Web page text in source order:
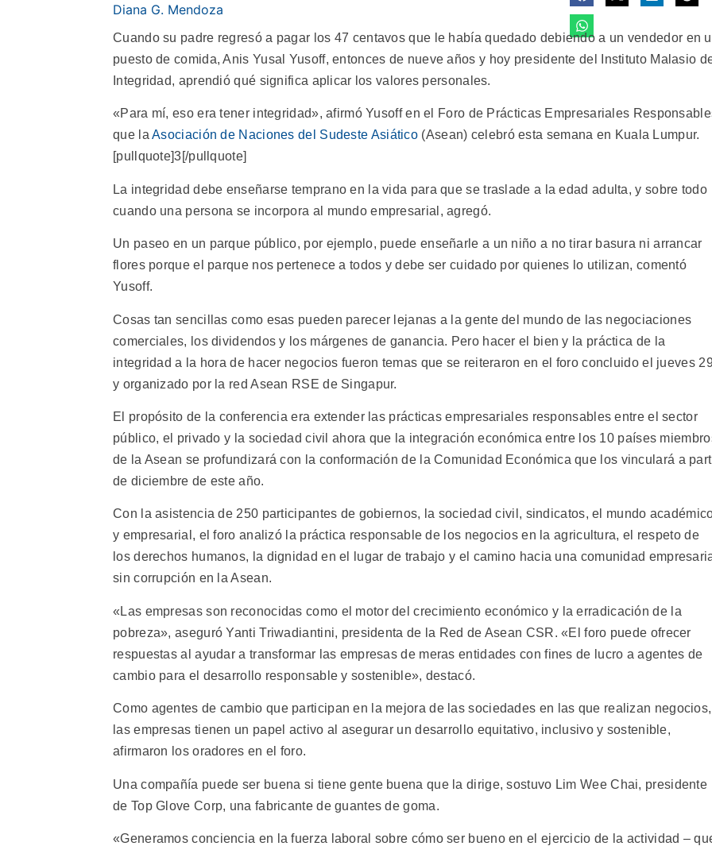
Diana G. Mendoza
Cuando su padre regresó a pagar los 47 centavos que le había quedado debiendo a un vendedor en
puesto de comida, Anis Yusal Yusoff, entonces de nueve años y hoy presidente del Instituto Malasio
Integridad, aprendió qué significa aplicar los valores personales.
«Para mí, eso era tener integridad», afirmó Yusoff en el Foro de Prácticas Empresariales
que laAsociación de Naciones del Sudeste Asiático (Asean) celebró esta semana en Kuala Lumpur.
[pullquote]3[/pullquote]
La integridad debe enseñarse temprano en la vida para que se traslade a la edad adulta, y sobre todo
cuando una persona se incorpora al mundo empresarial, agregó.
Un paseo en un parque público, por ejemplo, puede enseñarle a un niño a no tirar basura ni arrancar
flores porque el parque nos pertenece a todos y debe ser cuidado por quienes lo utilizan, comentó
Yusoff.
Cosas tan sencillas como esas pueden parecer lejanas a la gente del mundo de las negociaciones
comerciales, los dividendos y los márgenes de ganancia. Pero hacer el bien y la práctica de la
integridad a la hora de hacer negocios fueron temas que se reiteraron en el foro concluido el jueves
y organizado por la red Asean RSE de Singapur.
El propósito de la conferencia era extender las prácticas empresariales responsables entre el sector
público, el privado y la sociedad civil ahora que la integración económica entre los 10 países
de la Asean se profundizará con la conformación de la Comunidad Económica que los vinculará a
de diciembre de este año.
Con la asistencia de 250 participantes de gobiernos, la sociedad civil, sindicatos, el mundo
y empresarial, el foro analizó la práctica responsable de los negocios en la agricultura, el respeto de
los derechos humanos, la dignidad en el lugar de trabajo y el camino hacia una comunidad
sin corrupción en la Asean.
«Las empresas son reconocidas como el motor del crecimiento económico y la erradicación de la
pobreza», aseguró Yanti Triwadiantini, presidenta de la Red de Asean CSR. «El foro puede ofrecer
respuestas al ayudar a transformar las empresas de meras entidades con fines de lucro a agentes de
cambio para el desarrollo responsable y sostenible», destacó.
Como agentes de cambio que participan en la mejora de las sociedades en las que realizan negocios,
las empresas tienen un papel activo al asegurar un desarrollo equitativo, inclusivo y sostenible,
afirmaron los oradores en el foro.
Una compañía puede ser buena si tiene gente buena que la dirige, sostuvo Lim Wee Chai, presidente
de Top Glove Corp, una fabricante de guantes de goma.
«Generamos conciencia en la fuerza laboral sobre cómo ser bueno en el ejercicio de la actividad –